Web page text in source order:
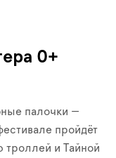
0+
палочки —
пройдёт
троллей и Тайной